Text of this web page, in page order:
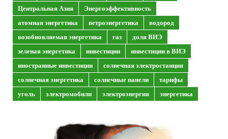
Центральная Азия
Энергоэффективность
атомная энергетика
ветроэнергетика
водород
возобновляемая энергетика
газ
доля ВИЭ
зеленая энергетика
инвестиции
инвестиции в ВИЭ
иностранные инвестиции
солнечная электростанция
солнечная энергетика
солнечные панели
тарифы
уголь
электромобили электроэнергия энергетика